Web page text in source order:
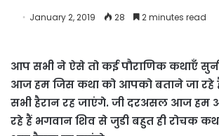
January 2, 2019 28 2 minutes read
आप सभी ने ऐसे तो कई पौराणिक कथाएँ
आज हम जिस कथा को आपको बताने जा
सभी हैरान रह जाएंगे. जी दरअसल आज हम
रहे हैं भगवान शिव से जुडी बहुत ही रोचक